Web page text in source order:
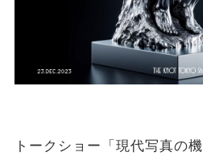
トークショー「現代写真の